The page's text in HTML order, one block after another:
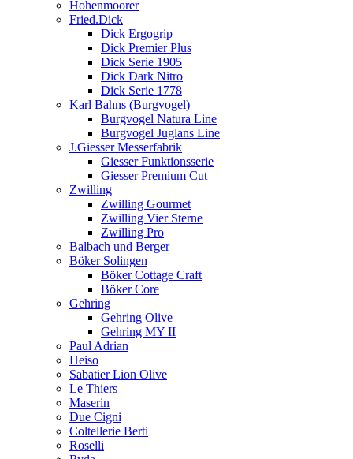
Hohenmoorer
Fried.Dick
Dick Ergogrip
Dick Premier Plus
Dick Serie 1905
Dick Dark Nitro
Dick Serie 1778
Karl Bahns (Burgvogel)
Burgvogel Natura Line
Burgvogel Juglans Line
J.Giesser Messerfabrik
Giesser Funktionsserie
Giesser Premium Cut
Zwilling
Zwilling Gourmet
Zwilling Vier Sterne
Zwilling Pro
Balbach und Berger
Böker Solingen
Böker Cottage Craft
Böker Core
Gehring
Gehring Olive
Gehring MY II
Paul Adrian
Heiso
Sabatier Lion Olive
Le Thiers
Maserin
Due Cigni
Coltellerie Berti
Roselli